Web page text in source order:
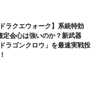
ドラクエウォーク】系統特効
定会心は強いのか？新武器
ドラゴンクロウ」を最速実戦投